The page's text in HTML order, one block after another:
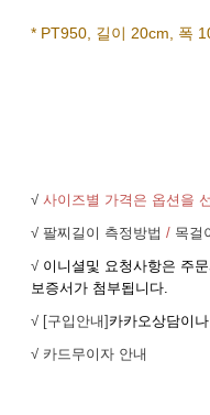
* PT950, 길이 20cm, 폭
√ 사이즈별 가격은 옵션을
√ 팔찌길이 측정방법 / 목걸
√ 이니셜및 요청사항은 주
보증서가 첨부됩니다.
√ [구입안내] 카카오상담이나
√ 카드무이자 안내